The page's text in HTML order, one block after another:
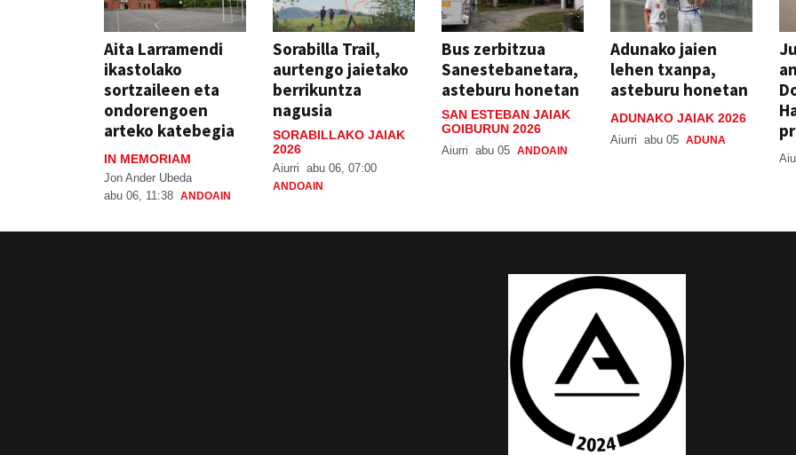
Aita Larramendi
ikastolako
sortzaileen eta
ondorengoen
arteko katebegia
IN MEMORIAM
Jon Ander Ubeda
abu 06, 11:38 ANDOAIN
Sorabilla Trail,
aurtengo jaietako
berrikuntza
nagusia
SORABILLAKO JAIAK
2026
Aiurri abu 06, 07:00
ANDOAIN
Bus zerbitzua
Sanestebanetara,
asteburu honetan
SAN ESTEBAN JAIAK
GOIBURUN 2026
Aiurri abu 05 ANDOAIN
Adunako jaien
lehen txanpa,
asteburu honetan
ADUNAKO JAIAK 2026
Aiurri abu 05 ADUNA